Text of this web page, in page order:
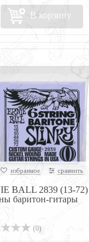
В корзину
избранное сравнить
BALL 2839 (13-72)
баритон-гитары
(0)